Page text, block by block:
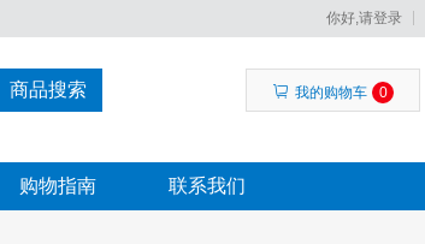
你好,请登录
商品搜索 我的购物车 0
购物指南 联系我们